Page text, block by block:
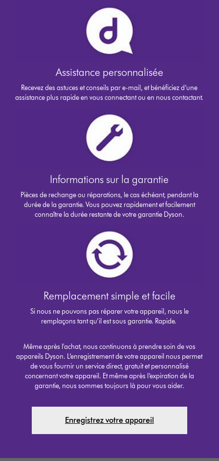
Assistance personnalisée
Recevez des astuces et conseils par e-mail, et bénéficiez d’une
assistance plus rapide en vous connectant ou en nous contactant.
Informations sur la garantie
Pièces de rechange ou réparations, le cas échéant, pendant la
durée de la garantie. Vous pouvez rapidement et facilement
connaître la durée restante de votre garantie Dyson.
Remplacement simple et facile
Si nous ne pouvons pas réparer votre appareil, nous le
remplaçons tant qu’il est sous garantie. Rapide.
Même après l'achat, nous continuons à prendre soin de vos
appareils Dyson. L’enregistrement de votre appareil nous permet
de vous fournir un service direct, gratuit et personnalisé
concernant votre appareil. Et même après l’expiration de la
garantie, nous sommes toujours là pour vous aider.
Enregistrez votre appareil